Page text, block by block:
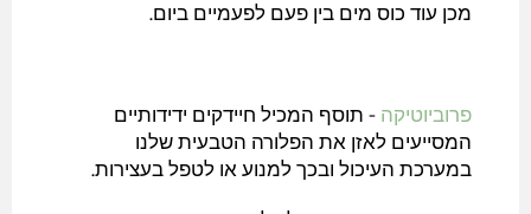
מכן עוד כוס מים בין פעם לפעמיים ביום.
פרוביוטיקה - תוסף המכיל חיידקים ידידותיים
המסייעים לאזן את הפלורה הטבעית שלנו
במערכת העיכול ובכך למנוע או לטפל בעצירות.